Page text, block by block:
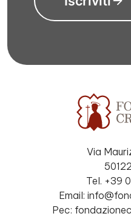
Via
Tel. +39
Email:
Pec: